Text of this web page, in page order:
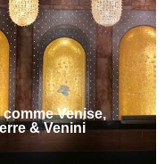
comme Venise,
& Venini